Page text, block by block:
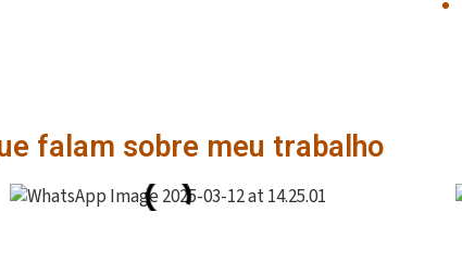
falam sobre meu trabalho